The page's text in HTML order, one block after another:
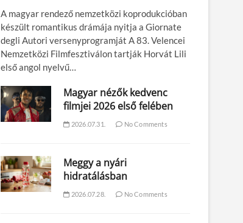
A magyar rendező nemzetközi koprodukcióban
készült romantikus drámája nyitja a Giornate
degli Autori versenyprogramját A 83. Velencei
Nemzetközi Filmfesztiválon tartják Horvát Lili
első angol nyelvű…
Magyar nézők kedvenc
filmjei 2026 első felében
2026.07.31. No Comments
Meggy a nyári
hidratálásban
2026.07.28. No Comments